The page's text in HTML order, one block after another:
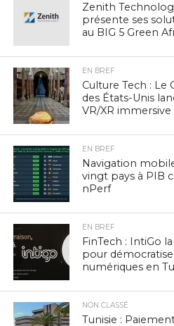
Zenith
présente ses
au BIG 5 Green
EN BREF
Culture Tech : Le
des États-Unis
VR/XR
EN BREF
Navigation
vingt pays à PIB
nPerf
EN BREF
FinTech : IntiGo
pour
numériques en
NON CLASSÉ
Tunisie :